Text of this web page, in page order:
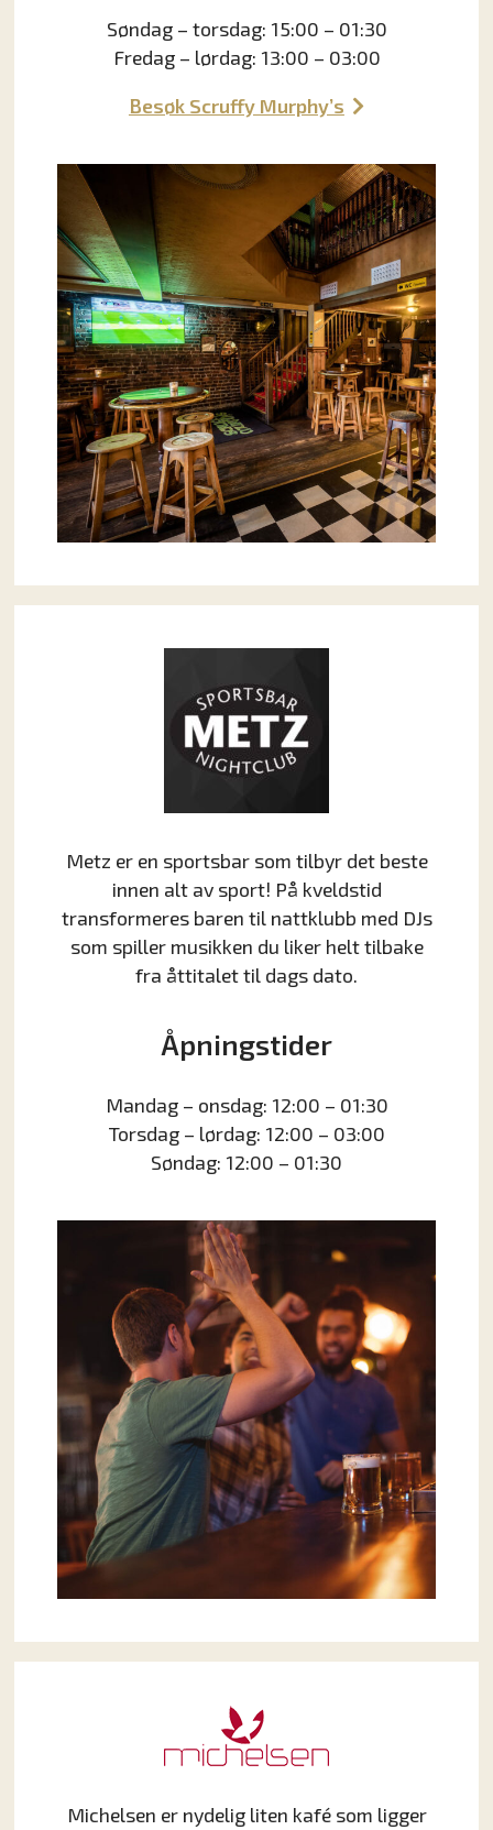
Søndag – torsdag: 15:00 – 01:30
Fredag – lørdag: 13:00 – 03:00
Besøk Scruffy Murphy’s
Metz er en sportsbar som tilbyr det beste
innen alt av sport! På kveldstid
transformeres baren til nattklubb med DJs
som spiller musikken du liker helt tilbake
fra åttitalet til dags dato.
Åpningstider
Mandag – onsdag: 12:00 – 01:30
Torsdag – lørdag: 12:00 – 03:00
Søndag: 12:00 – 01:30
Michelsen er nydelig liten kafé som ligger